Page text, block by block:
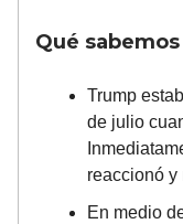
Qué
Trump
de julio
reaccionó y
En medio